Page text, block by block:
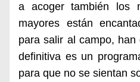
a acoger también los
mayores están
para salir al campo,
definitiva es un
para que no se sientan